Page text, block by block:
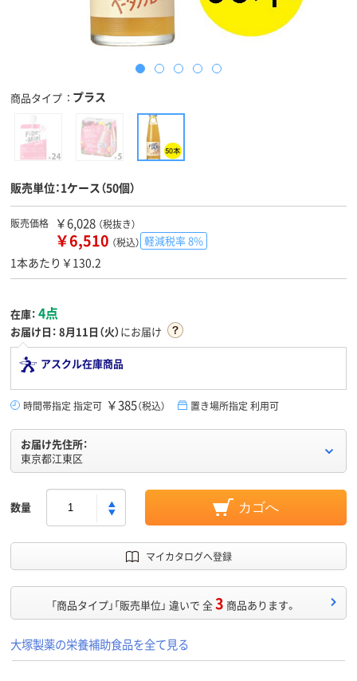
商品タイプ プラス
販売単位：1ケース（50個）
販売価格 ￥6,028 （税抜き）
￥6,510 （税込） 軽減税率 8%
1本あたり￥130.2
在庫： 4点
お届け日： 8月11日（火）にお届け
アスクル在庫商品
時間帯指定 指定可 ￥385（税込） 置き場所指定 利用可
お届け先住所：
東京都江東区
数量 カゴへ
マイカタログへ登録
「商品タイプ」「販売単位」 違いで 全3 商品あります。
大塚製薬の栄養補助食品を全て見る